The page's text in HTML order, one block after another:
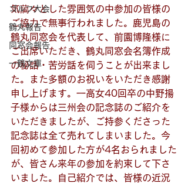
ゴルフ大会
鶴丸報告
同窓会報告
一鶴文庫
気藹々とした雰囲気の中参加の皆様の
ご協力で無事行われました。鹿児島の
鶴丸同窓会を代表して、前園博隆様に
ご出席いただき、鶴丸同窓会名簿作成
の秘話・苦労話を伺うことが出来まし
た。また多額のお祝いをいただき感謝
申し上げます。一高女40回卒の中野揚
子様からは三州会の記念誌のご紹介を
いただきましたが、ご持参くださった
記念誌は全て売れてしまいました。今
回初めて参加した方が4名おられました
が、皆さん来年の参加を約束して下さ
いました。自己紹介では、皆様の近況